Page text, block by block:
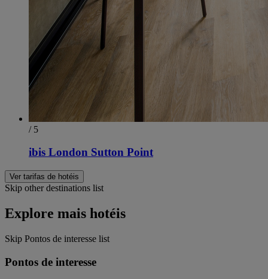
/ 5
ibis London Sutton Point
Ver tarifas de hotéis
Skip other destinations list
Explore mais hotéis
Skip Pontos de interesse list
Pontos de interesse